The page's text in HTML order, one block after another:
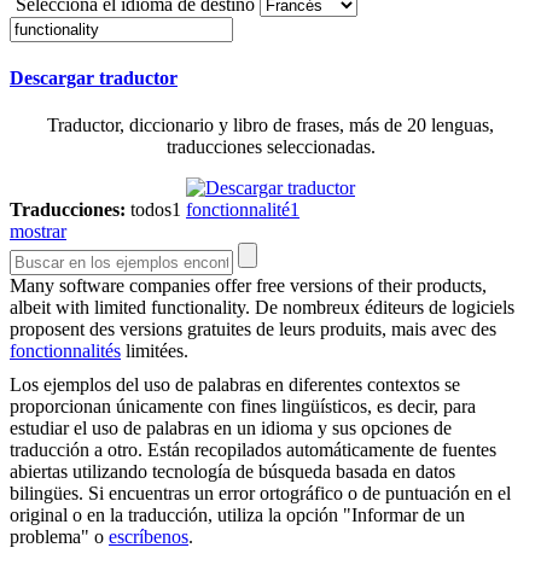
Descargar traductor
Traductor, diccionario y libro de frases, más de 20 lenguas,
traducciones seleccionadas.
Traducciones: todos1 fonctionnalité1
mostrar
Many software companies offer free versions of their products,
albeit with limited functionality. De nombreux éditeurs de logiciels
proposent des versions gratuites de leurs produits, mais avec des
fonctionnalités limitées.
Los ejemplos del uso de palabras en diferentes contextos se
proporcionan únicamente con fines lingüísticos, es decir, para
estudiar el uso de palabras en un idioma y sus opciones de
traducción a otro. Están recopilados automáticamente de fuentes
abiertas utilizando tecnología de búsqueda basada en datos
bilingües. Si encuentras un error ortográfico o de puntuación en el
original o en la traducción, utiliza la opción "Informar de un
problema" o escríbenos.